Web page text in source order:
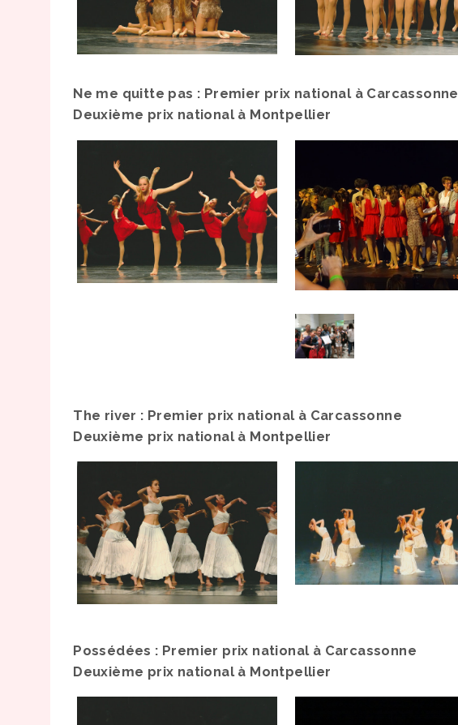
Ne me quitte pas : Premier prix national à Carcassonne
Deuxième prix national à Montpellier
The river : Premier prix national à Carcassonne
Deuxième prix national à Montpellier
Possédées : Premier prix national à Carcassonne
Deuxième prix national à Montpellier